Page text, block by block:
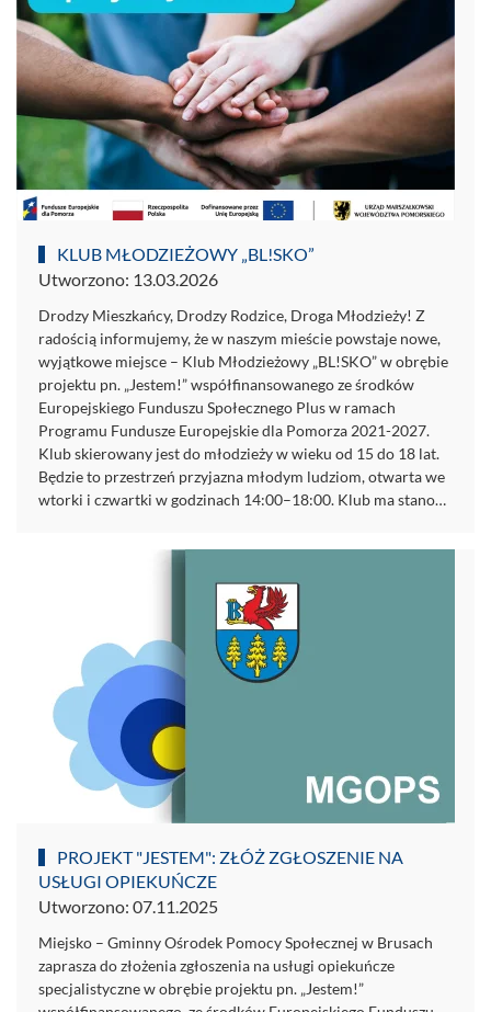
KLUB MŁODZIEŻOWY „BL!SKO”
Utworzono: 13.03.2026
Drodzy Mieszkańcy, Drodzy Rodzice, Droga Młodzieży! Z
radością informujemy, że w naszym mieście powstaje nowe,
wyjątkowe miejsce – Klub Młodzieżowy „BL!SKO” w obrębie
projektu pn. „Jestem!” współfinansowanego ze środków
Europejskiego Funduszu Społecznego Plus w ramach
Programu Fundusze Europejskie dla Pomorza 2021-2027.
Klub skierowany jest do młodzieży w wieku od 15 do 18 lat.
Będzie to przestrzeń przyjazna młodym ludziom, otwarta we
wtorki i czwartki w godzinach 14:00–18:00. Klub ma stano…
PROJEKT "JESTEM": ZŁÓŻ ZGŁOSZENIE NA
USŁUGI OPIEKUŃCZE
Utworzono: 07.11.2025
Miejsko – Gminny Ośrodek Pomocy Społecznej w Brusach
zaprasza do złożenia zgłoszenia na usługi opiekuńcze
specjalistyczne w obrębie projektu pn. „Jestem!”